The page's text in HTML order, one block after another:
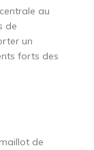
au
de
un
forts des
de